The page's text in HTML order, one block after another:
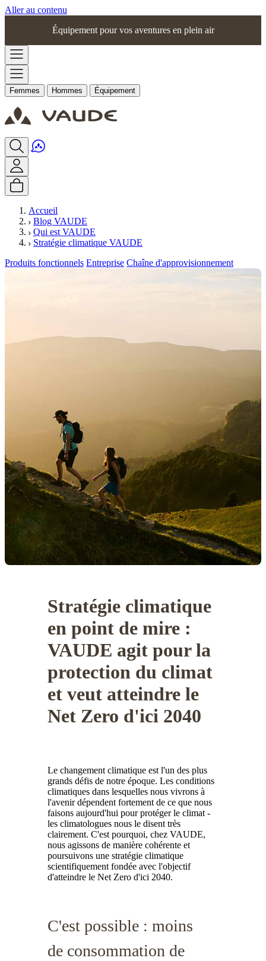
Aller au contenu
Équipement pour vos aventures en plein air
Femmes Hommes Équipement
Accueil
Blog VAUDE
Qui est VAUDE
Stratégie climatique VAUDE
Produits fonctionnels Entreprise Chaîne d'approvisionnement
Stratégie climatique
en point de mire :
VAUDE agit pour la
protection du climat
et veut atteindre le
Net Zero d'ici 2040
Le changement climatique est l'un des plus
grands défis de notre époque. Les conditions
climatiques dans lesquelles nous vivrons à
l'avenir dépendent fortement de ce que nous
faisons aujourd'hui pour protéger le climat -
les climatologues nous le disent très
clairement. C'est pourquoi, chez VAUDE,
nous agissons de manière cohérente et
poursuivons une stratégie climatique
scientifiquement fondée avec l'objectif
d'atteindre le Net Zero d'ici 2040.
C'est possible : moins
de consommation de